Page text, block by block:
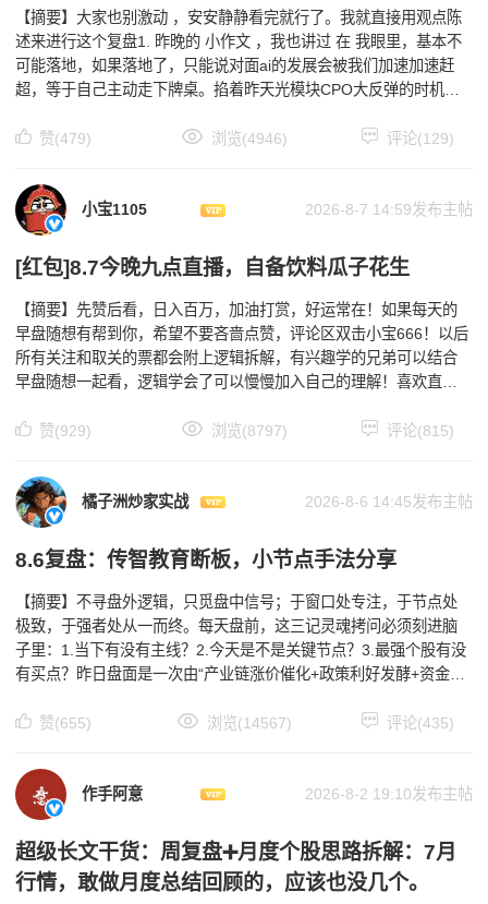
【摘要】大家也别激动 ，安安静静看完就行了。我就直接用观点陈
述来进行这个复盘1. 昨晚的 小作文 ，我也讲过 在 我眼里，基本不
可能落地，如果落地了，只能说对面ai的发展会被我们加速加速赶
超，等于自己主动走下牌桌。掐着昨天光模块CPO大反弹的时机，
赞(479)
浏览(4946) 评论(129)
小宝1105 2026-8-7 14:59发布主帖
[红包]8.7今晚九点直播，自备饮料瓜子花生
【摘要】先赞后看，日入百万，加油打赏，好运常在！如果每天的
早盘随想有帮到你，希望不要吝啬点赞，评论区双击小宝666！以后
所有关注和取关的票都会附上逻辑拆解，有兴趣学的兄弟可以结合
早盘随想一起看，逻辑学会了可以慢慢加入自己的理解！喜欢直播
赞(929)
浏览(8797) 评论(815)
橘子洲炒家实战 2026-8-6 14:45发布主帖
8.6复盘：传智教育断板，小节点手法分享
【摘要】不寻盘外逻辑，只觅盘中信号；于窗口处专注，于节点处
极致，于强者处从一而终。每天盘前，这三记灵魂拷问必须刻进脑
子里：1.当下有没有主线？2.今天是不是关键节点？3.最强个股有没
有买点？昨日盘面是一次由“产业链涨价催化+政策利好发酵+资金持
赞(655)
浏览(14567) 评论(435)
作手阿意 2026-8-2 19:10发布主帖
超级长文干货：周复盘➕月度个股思路拆解：7月
行情，敢做月度总结回顾的，应该也没几个。